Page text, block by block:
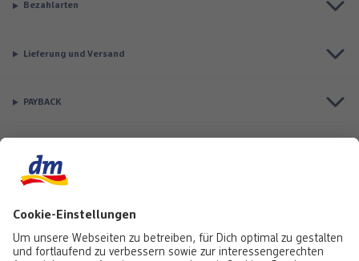
Bezahlarten
Lieferung und Versand
PAYBACK
Service & Auftragsstatus